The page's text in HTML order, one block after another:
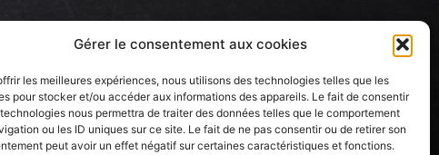
Gérer le consentement aux cookies
les meilleures expériences, nous utilisons des technologies telles que les
pour stocker et/ou accéder aux informations des appareils. Le fait de consentir
nous permettra de traiter des données telles que le comportement
ou les ID uniques sur ce site. Le fait de ne pas consentir ou de retirer son
peut avoir un effet négatif sur certaines caractéristiques et fonctions.